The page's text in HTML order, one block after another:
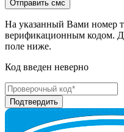
На указанный Вами номер
верификационным кодом.
поле ниже.
Код введен неверно